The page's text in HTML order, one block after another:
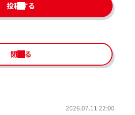
投稿する
閉じる
2026.07.11 22:00